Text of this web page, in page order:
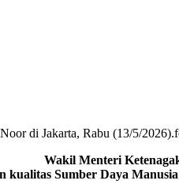
di Jakarta, Rabu (13/5/
Menteri
kualitas Sumber Daya